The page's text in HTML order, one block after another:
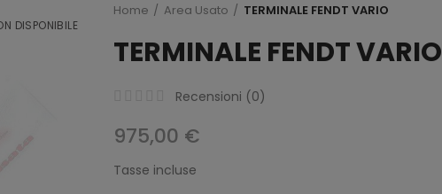
DISPONIBILE
Home Area Usato TERMINALE FENDT VARIO
TERMINALE FENDT VARIO
Recensioni (0)
975,00 €
Tasse incluse